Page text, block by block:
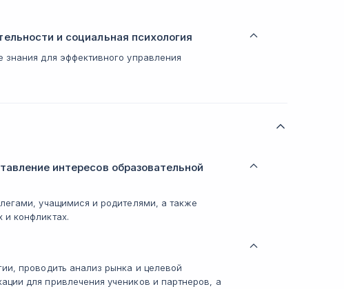
и социальная психология
знания для эффективного управления
интересов образовательной
учащимися и родителями, а также
и конфликтах.
проводить анализ рынка и целевой
для привлечения учеников и партнеров, а